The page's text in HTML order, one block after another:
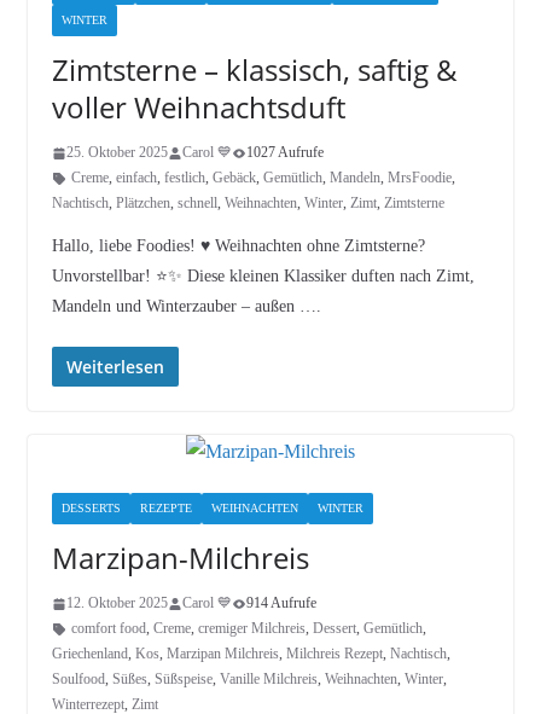
WINTER
Zimtsterne – klassisch, saftig &
voller Weihnachtsduft
25. Oktober 2025 Carol 💙
1027 Aufrufe
Creme, einfach, festlich, Gebäck, Gemütlich, Mandeln, MrsFoodie,
Nachtisch, Plätzchen, schnell, Weihnachten, Winter, Zimt, Zimtsterne
Hallo, liebe Foodies! ♥︎ Weihnachten ohne Zimtsterne?
Unvorstellbar! ⭐✨ Diese kleinen Klassiker duften nach Zimt,
Mandeln und Winterzauber – außen ….
Weiterlesen
DESSERTS REZEPTE WEIHNACHTEN WINTER
Marzipan-Milchreis
12. Oktober 2025 Carol 💙
914 Aufrufe
comfort food, Creme, cremiger Milchreis, Dessert, Gemütlich,
Griechenland, Kos, Marzipan Milchreis, Milchreis Rezept, Nachtisch,
Soulfood, Süßes, Süßspeise, Vanille Milchreis, Weihnachten, Winter,
Winterrezept, Zimt